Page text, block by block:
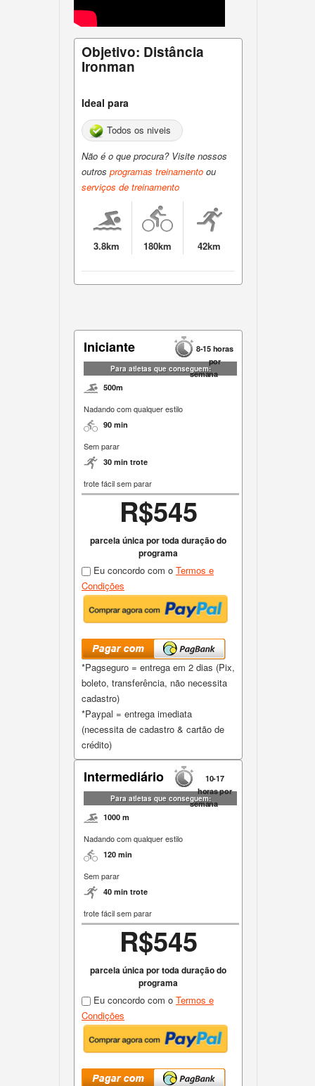
Objetivo: Distância
Ironman
Ideal para
Todos os niveis
Não é o que procura? Visite nossos
outros programas treinamento ou
serviços de treinamento
3.8km 180km 42km
8-15 horas
por
semana
Iniciante
Para atletas que conseguem:
500m
Nadando com qualquer estilo
90 min
Sem parar
30 min trote
trote fácil sem parar
R$545
parcela única por toda duração do
programa
Eu concordo com o Termos e
Condições
*Pagseguro = entrega em 2 dias (Pix,
boleto, transferência, não necessita
cadastro)
*Paypal = entrega imediata
(necessita de cadastro & cartão de
crédito)
10-17
horas por
semana
Intermediário
Para atletas que conseguem:
1000 m
Nadando com qualquer estilo
120 min
Sem parar
40 min trote
trote fácil sem parar
R$545
parcela única por toda duração do
programa
Eu concordo com o Termos e
Condições